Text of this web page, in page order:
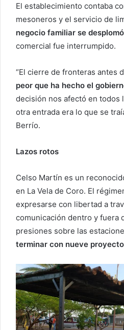
El establecimiento contaba
mesoneros y el servicio de
negocio familiar se desplomó
comercial fue interrumpido.
“El cierre de fronteras antes
peor que ha hecho el
decisión nos afectó en todos
otra entrada era lo que se
Berrío.
Lazos rotos
Celso Martín es un
en La Vela de Coro. El
expresarse con libertad a
comunicación dentro y fuera
presiones sobre las
terminar con nueve